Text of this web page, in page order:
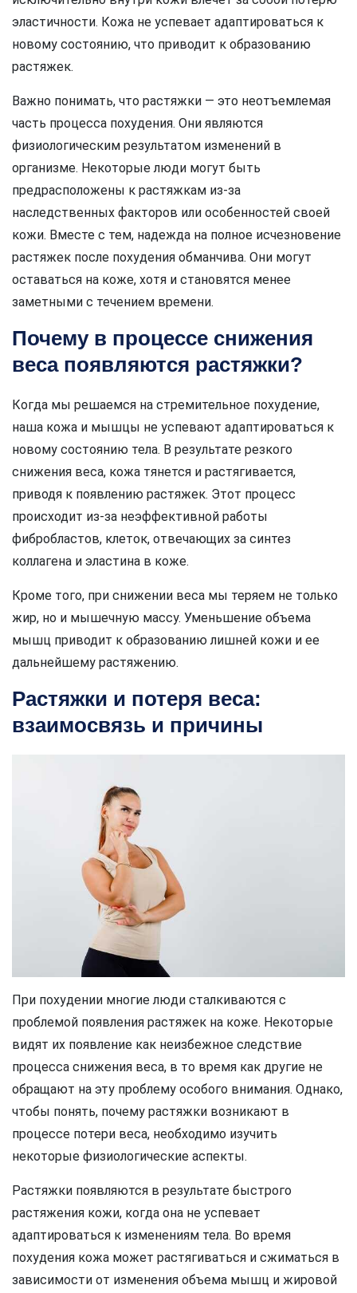
эластичности. Кожа не успевает адаптироваться к
новому состоянию, что приводит к образованию
растяжек.
Важно понимать, что растяжки — это неотъемлемая
часть процесса похудения. Они являются
физиологическим результатом изменений в
организме. Некоторые люди могут быть
предрасположены к растяжкам из-за
наследственных факторов или особенностей своей
кожи. Вместе с тем, надежда на полное исчезновение
растяжек после похудения обманчива. Они могут
оставаться на коже, хотя и становятся менее
заметными с течением времени.
Почему в процессе снижения
веса появляются растяжки?
Когда мы решаемся на стремительное похудение,
наша кожа и мышцы не успевают адаптироваться к
новому состоянию тела. В результате резкого
снижения веса, кожа тянется и растягивается,
приводя к появлению растяжек. Этот процесс
происходит из-за неэффективной работы
фибробластов, клеток, отвечающих за синтез
коллагена и эластина в коже.
Кроме того, при снижении веса мы теряем не только
жир, но и мышечную массу. Уменьшение объема
мышц приводит к образованию лишней кожи и ее
дальнейшему растяжению.
Растяжки и потеря веса:
взаимосвязь и причины
При похудении многие люди сталкиваются с
проблемой появления растяжек на коже. Некоторые
видят их появление как неизбежное следствие
процесса снижения веса, в то время как другие не
обращают на эту проблему особого внимания. Однако,
чтобы понять, почему растяжки возникают в
процессе потери веса, необходимо изучить
некоторые физиологические аспекты.
Растяжки появляются в результате быстрого
растяжения кожи, когда она не успевает
адаптироваться к изменениям тела. Во время
похудения кожа может растягиваться и сжиматься в
зависимости от изменения объема мышц и жировой